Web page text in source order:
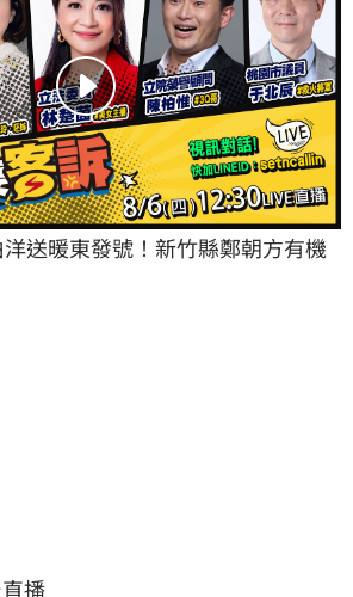
洋送暖東發號！新竹縣鄭朝方有機
播